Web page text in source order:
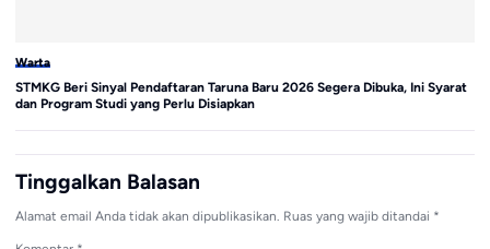
Warta
STMKG Beri Sinyal Pendaftaran Taruna Baru 2026 Segera Dibuka, Ini Syarat
dan Program Studi yang Perlu Disiapkan
Tinggalkan Balasan
Alamat email Anda tidak akan dipublikasikan. Ruas yang wajib ditandai *